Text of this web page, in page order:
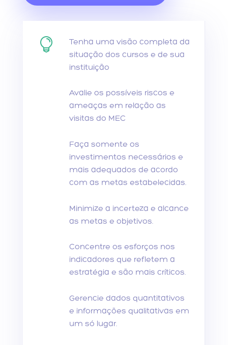

Tenha uma visão completa da
situação dos cursos e de sua
instituição
Avalie os possíveis riscos e
ameaças em relação as
visitas do MEC
Faça somente os
investimentos necessários e
mais adequados de acordo
com as metas estabelecidas.
Minimize a incerteza e alcance
as metas e objetivos.
Concentre os esforços nos
indicadores que refletem a
estratégia e são mais críticos.
Gerencie dados quantitativos
e informações qualitativas em
um só lugar.